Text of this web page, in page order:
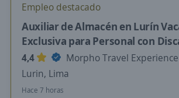
Empleo destacado
Auxiliar de Almacén en Lurín
Exclusiva para Personal con
4,4
Morpho Travel Experience
Lurin, Lima
Hace 7 horas